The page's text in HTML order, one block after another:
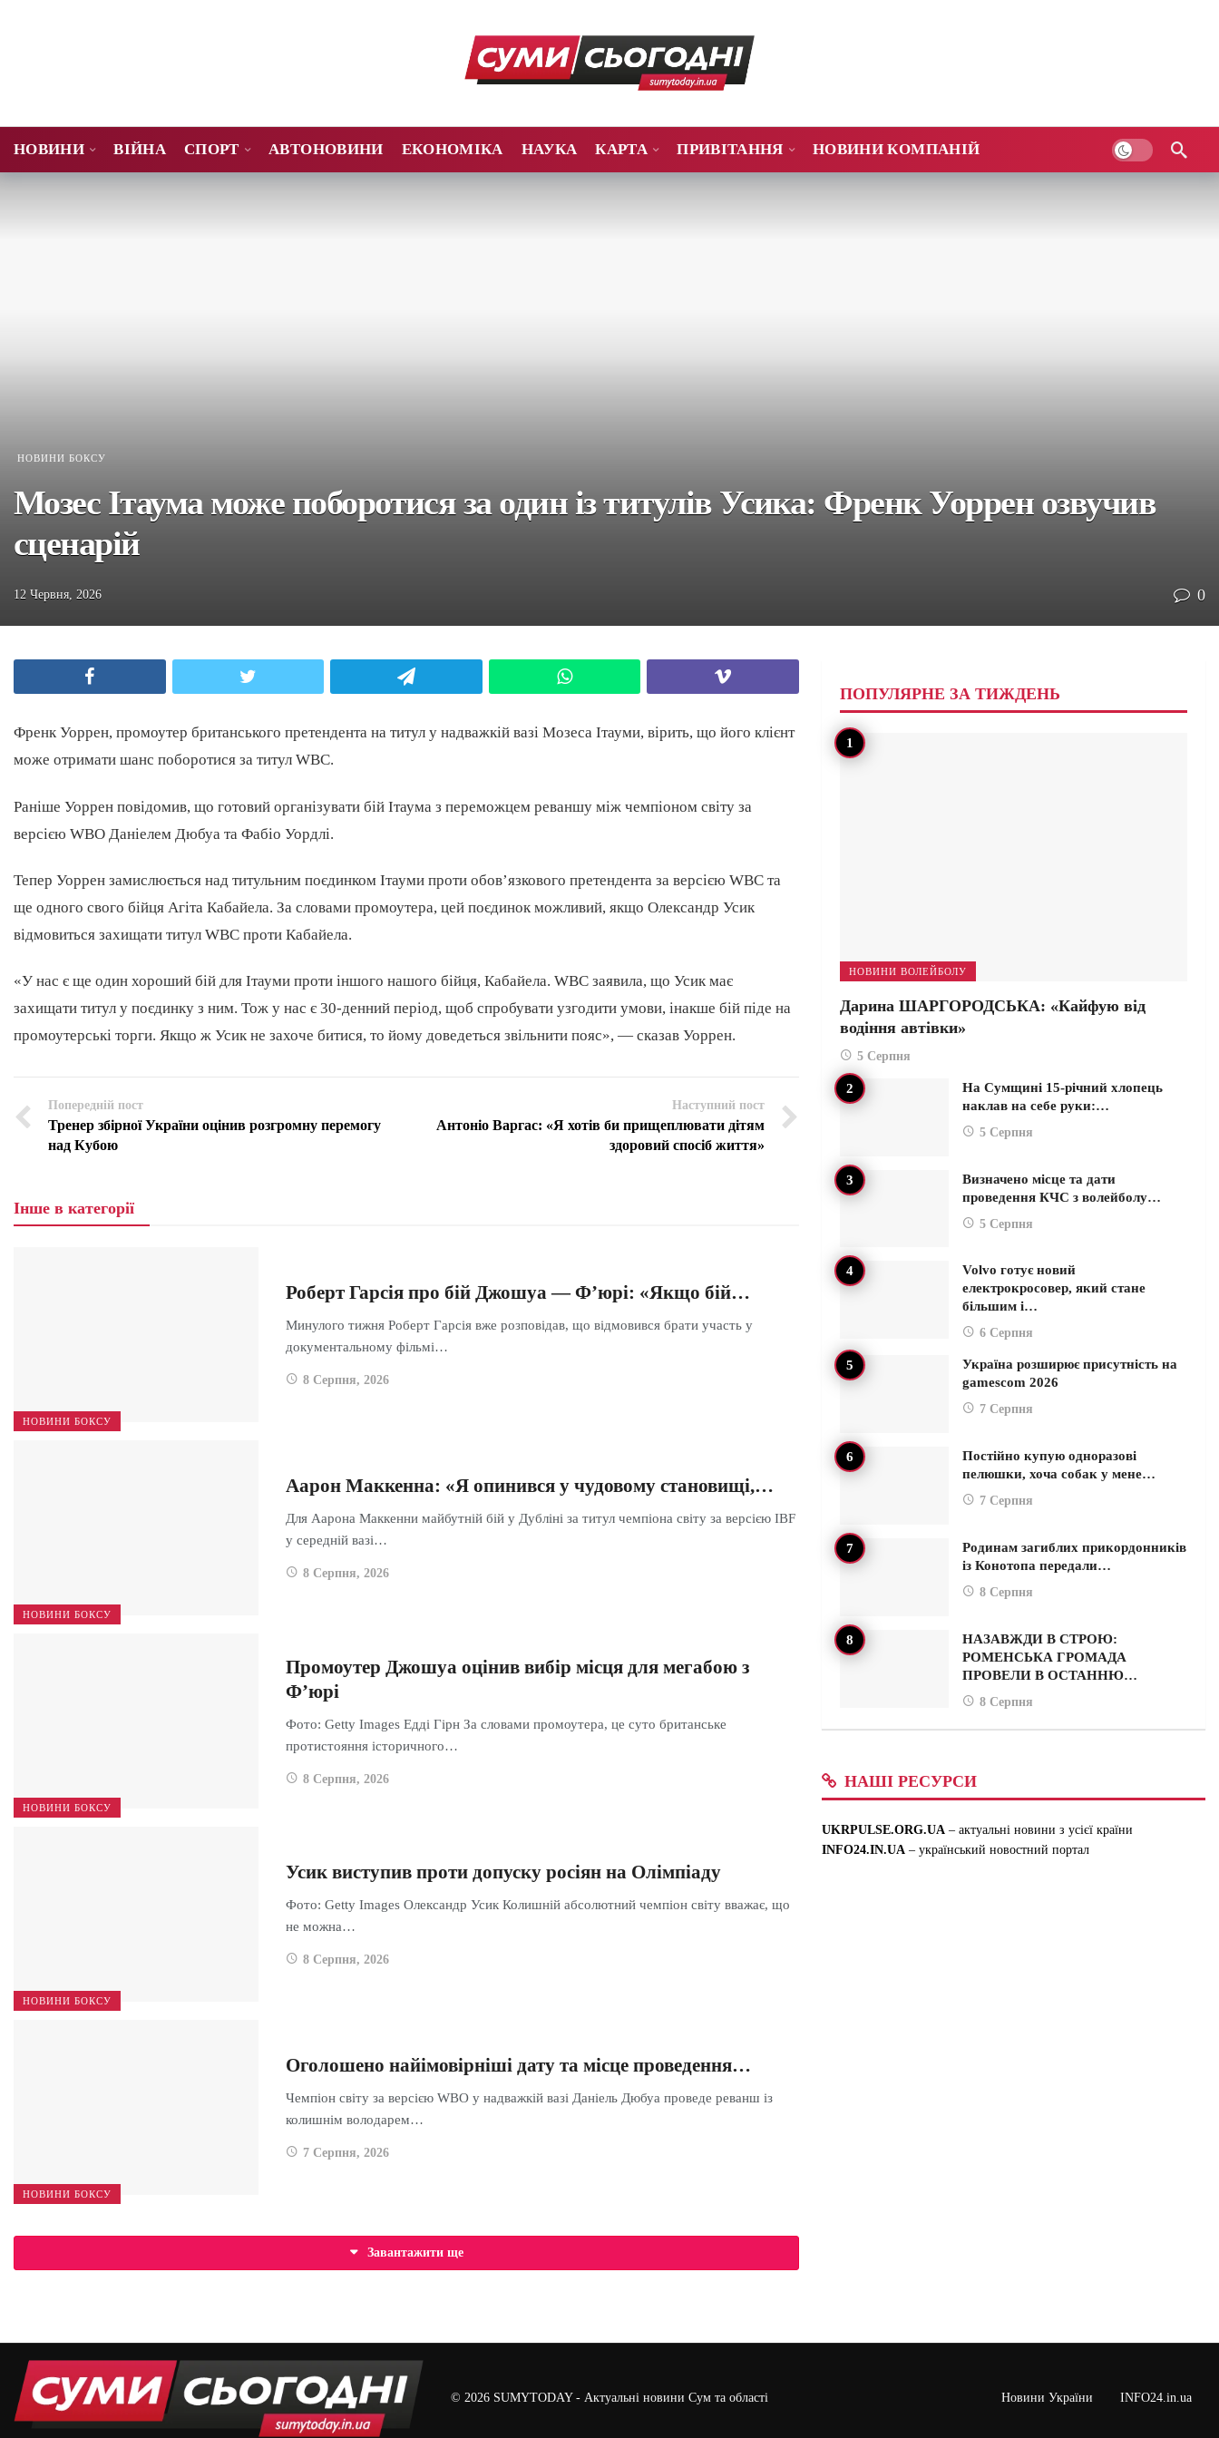
НОВИНИ ВІЙНА СПОРТ АВТОНОВИНИ ЕКОНОМІКА НАУКА КАРТА ПРИВІТАННЯ НОВИНИ КОМПАНІЙ
НОВИНИ БОКСУ
Мозес Ітаума може поборотися за один із титулів Усика: Френк Уоррен озвучив
сценарій
12 Червня, 2026 0
Френк Уоррен, промоутер британського претендента на титул у надважкій вазі Мозеса Ітауми, вірить, що його клієнт
може отримати шанс поборотися за титул WBC.
Раніше Уоррен повідомив, що готовий організувати бій Ітаума з переможцем реваншу між чемпіоном світу за
версією WBO Даніелем Дюбуа та Фабіо Уордлі.
Тепер Уоррен замислюється над титульним поєдинком Ітауми проти обов’язкового претендента за версією WBC та
ще одного свого бійця Агіта Кабайела. За словами промоутера, цей поєдинок можливий, якщо Олександр Усик
відмовиться захищати титул WBC проти Кабайела.
«У нас є ще один хороший бій для Ітауми проти іншого нашого бійця, Кабайела. WBC заявила, що Усик має
захищати титул у поєдинку з ним. Тож у нас є 30-денний період, щоб спробувати узгодити умови, інакше бій піде на
промоутерські торги. Якщо ж Усик не захоче битися, то йому доведеться звільнити пояс», — сказав Уоррен.
Попередній пост
Тренер збірної України оцінив розгромну перемогу
над Кубою
Наступний пост
Антоніо Варгас: «Я хотів би прищеплювати дітям
здоровий спосіб життя»
Інше в категорії
НОВИНИ БОКСУ
Роберт Гарсія про бій Джошуа — Ф’юрі: «Якщо бій…
Минулого тижня Роберт Гарсія вже розповідав, що відмовився брати участь у
документальному фільмі…
8 Серпня, 2026
НОВИНИ БОКСУ
Аарон Маккенна: «Я опинився у чудовому становищі,…
Для Аарона Маккенни майбутній бій у Дубліні за титул чемпіона світу за версією IBF
у середній вазі…
8 Серпня, 2026
НОВИНИ БОКСУ
Промоутер Джошуа оцінив вибір місця для мегабою з
Ф’юрі
Фото: Getty Images Едді Гірн За словами промоутера, це суто британське
протистояння історичного…
8 Серпня, 2026
НОВИНИ БОКСУ
Усик виступив проти допуску росіян на Олімпіаду
Фото: Getty Images Олександр Усик Колишній абсолютний чемпіон світу вважає, що
не можна…
8 Серпня, 2026
НОВИНИ БОКСУ
Оголошено найімовірніші дату та місце проведення…
Чемпіон світу за версією WBO у надважкій вазі Даніель Дюбуа проведе реванш із
колишнім володарем…
7 Серпня, 2026
Завантажити ще
ПОПУЛЯРНЕ ЗА ТИЖДЕНЬ
НОВИНИ ВОЛЕЙБОЛУ
Дарина ШАРГОРОДСЬКА: «Кайфую від
водіння автівки»
5 Серпня
На Сумщині 15-річний хлопець
наклав на себе руки:…
5 Серпня
Визначено місце та дати
проведення КЧС з волейболу…
5 Серпня
Volvo готує новий
електрокросовер, який стане
більшим і…
6 Серпня
Україна розширює присутність на
gamescom 2026
7 Серпня
Постійно купую одноразові
пелюшки, хоча собак у мене…
7 Серпня
Родинам загиблих прикордонників
із Конотопа передали…
8 Серпня
НАЗАВЖДИ В СТРОЮ:
РОМЕНСЬКА ГРОМАДА
ПРОВЕЛИ В ОСТАННЮ…
8 Серпня
НАШІ РЕСУРСИ
UKRPULSE.ORG.UA – актуальні новини з усієї країни
INFO24.IN.UA – український новостний портал
© 2026 SUMYTODAY- Актуальні новини Сум та області Новини України INFO24.in.ua